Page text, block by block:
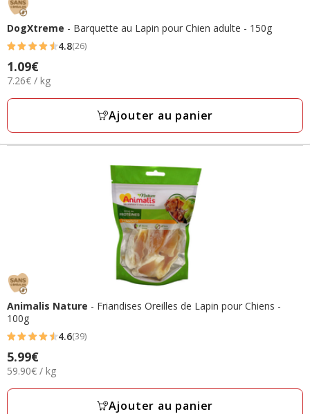
DogXtreme - Barquette au Lapin pour Chien adulte - 150g
4.8
étoiles
avec
26
4.8(26)
Prix
1.09€
1.09€
7.26€
Kg
7.26€ / kg
Ajouter au panier
Animalis Nature - Friandises Oreilles de Lapin pour Chiens -
100g
4.6
étoiles
avec
39
4.6(39)
Prix
5.99€
5.99€
59.90€
Kg
59.90€ / kg
Ajouter au panier